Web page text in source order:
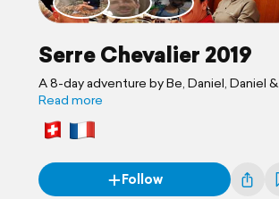
Serre Chevalier 2019
A 8-day adventure by Be, Daniel, Daniel &
Tiago
Read more
Follow